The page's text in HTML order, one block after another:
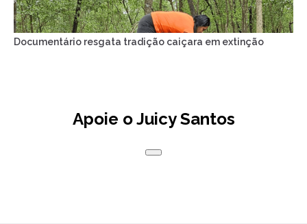
Documentário resgata tradição caiçara em extinção
Apoie o Juicy Santos